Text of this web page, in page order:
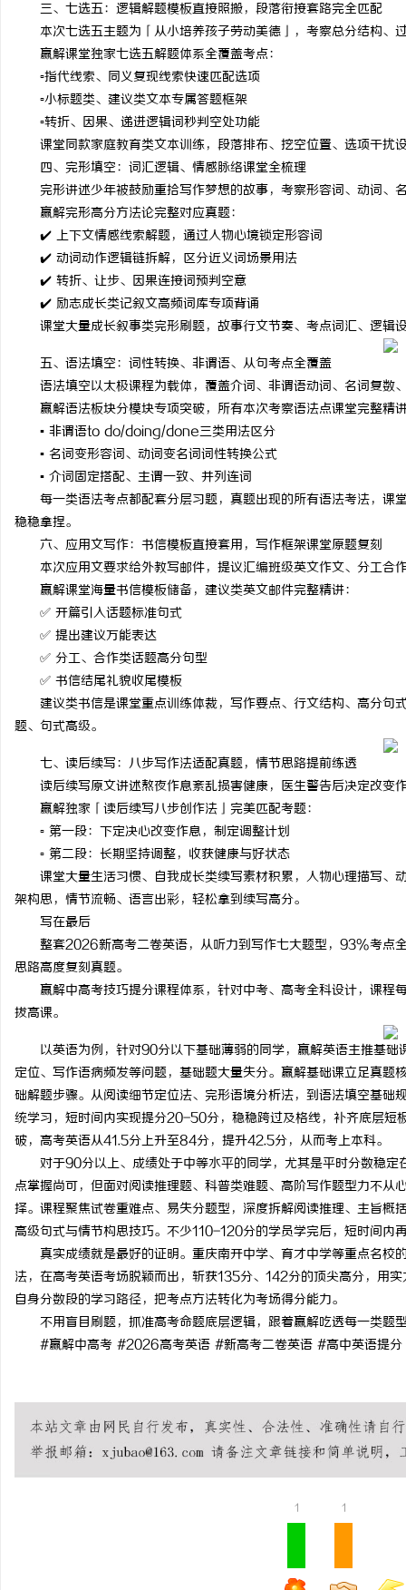
三、七选五：逻辑解题模板直接照搬，段落衔接套路完全匹配
本次七选五主题为「从小培养孩子劳动美德」，考察总分结构、
赢解课堂独家七选五解题体系全覆盖考点：
▫️指代线索、同义复现线索快速匹配选项
▫️小标题类、建议类文本专属答题框架
▫️转折、因果、递进逻辑词秒判空处功能
课堂同款家庭教育类文本训练，段落排布、挖空位置、选项干扰
四、完形填空：词汇逻辑、情感脉络课堂全梳理
完形讲述少年被鼓励重拾写作梦想的故事，考察形容词、动词、
赢解完形高分方法论完整对应真题：
✔️ 上下文情感线索解题，通过人物心境锁定形容词
✔️ 动词动作逻辑链拆解，区分近义词场景用法
✔️ 转折、让步、因果连接词预判空意
✔️ 励志成长类记叙文高频词库专项背诵
课堂大量成长叙事类完形刷题，故事行文节奏、考点词汇、逻
五、语法填空：词性转换、非谓语、从句考点全覆盖
语法填空以太极课程为载体，覆盖介词、非谓语动词、名词复数
赢解语法板块分模块专项突破，所有本次考察语法点课堂完整精
▪️ 非谓语to do/doing/done三类用法区分
▪️ 名词变形容词、动词变名词词性转换公式
▪️ 介词固定搭配、主谓一致、并列连词
每一类语法考点都配套分层习题，真题出现的所有语法考法，
稳稳拿捏。
六、应用文写作：书信模板直接套用，写作框架课堂原题复刻
本次应用文要求给外教写邮件，提议汇编班级英文作文、分工合
赢解课堂海量书信模板储备，建议类英文邮件完整精讲：
✅ 开篇引入话题标准句式
✅ 提出建议万能表达
✅ 分工、合作类话题高分句型
✅ 书信结尾礼貌收尾模板
建议类书信是课堂重点训练体裁，写作要点、行文结构、高分
题、句式高级。
七、读后续写：八步写作法适配真题，情节思路提前练透
读后续写原文讲述熬夜作息紊乱损害健康，医生警告后决定改变
赢解独家「读后续写八步创作法」完美匹配考题：
▫️ 第一段：下定决心改变作息，制定调整计划
▫️ 第二段：长期坚持调整，收获健康与好状态
课堂大量生活习惯、自我成长类续写素材积累，人物心理描写
架构思，情节流畅、语言出彩，轻松拿到续写高分。
写在最后
整套2026新高考二卷英语，从听力到写作七大题型，93%考点
思路高度复刻真题。
赢解中高考技巧提分课程体系，针对中考、高考全科设计，课
拔高课。
以英语为例，针对90分以下基础薄弱的同学，赢解英语主推基
定位、写作语病频发等问题，基础题大量失分。赢解基础课立足真
础解题步骤。从阅读细节定位法、完形语境分析法，到语法填空基
统学习，短时间内实现提分20-50分，稳稳跨过及格线，补齐底层
破，高考英语从41.5分上升至84分，提升42.5分，从而考上本科。
对于90分以上、成绩处于中等水平的同学，尤其是平时分数稳
点掌握尚可，但面对阅读推理题、科普类难题、高阶写作题型力不
择。课程聚焦试卷重难点、易失分题型，深度拆解阅读推理、主旨
高级句式与情节构思技巧。不少110-120分的学员学完后，短时间内
真实成绩就是最好的证明。重庆南开中学、育才中学等重点名
法，在高考英语考场脱颖而出，斩获135分、142分的顶尖高分，用
自身分数段的学习路径，把考点方法转化为考场得分能力。
不用盲目刷题，抓准高考命题底层逻辑，跟着赢解吃透每一类
#赢解中高考 #2026高考英语 #新高考二卷英语 #高中英语提分
1 1
付款